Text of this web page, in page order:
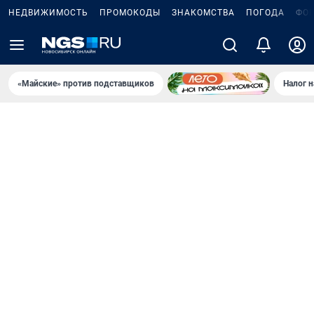
НЕДВИЖИМОСТЬ ПРОМОКОДЫ ЗНАКОМСТВА ПОГОДА
«Майские» против подставщиков Налог